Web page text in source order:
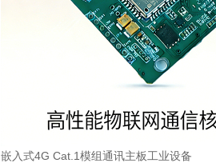
嵌入式4G Cat.1模组通讯主板工业设备